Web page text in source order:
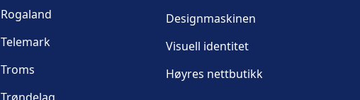
Rogaland
Telemark
Troms
Designmaskinen
Visuell identitet
Høyres nettbutikk